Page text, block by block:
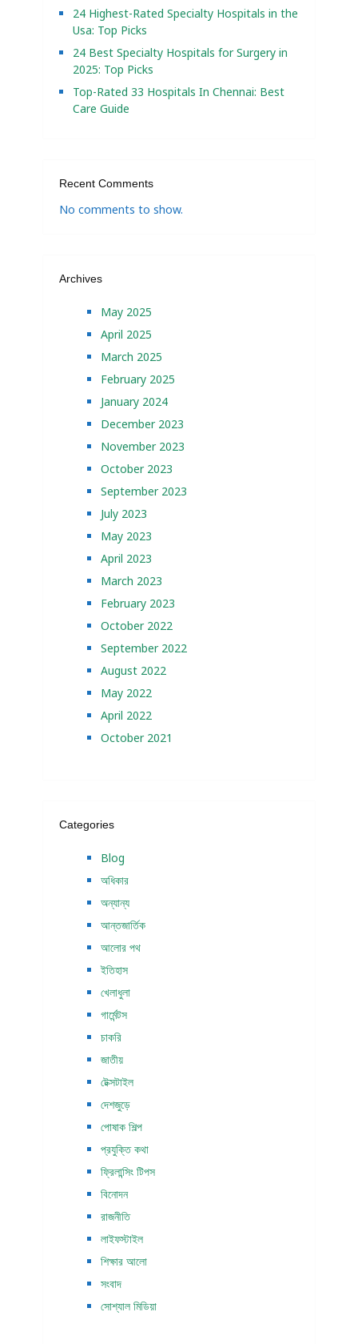
24 Highest-Rated Specialty Hospitals in the
Usa: Top Picks
24 Best Specialty Hospitals for Surgery in
2025: Top Picks
Top-Rated 33 Hospitals In Chennai: Best
Care Guide
Recent Comments
No comments to show.
Archives
May 2025
April 2025
March 2025
February 2025
January 2024
December 2023
November 2023
October 2023
September 2023
July 2023
May 2023
April 2023
March 2023
February 2023
October 2022
September 2022
August 2022
May 2022
April 2022
October 2021
Categories
Blog
অধিকার
অন্যান্য
আন্তজার্তিক
আলোর পথ
ইতিহাস
খেলাধুলা
গার্মেন্টস
চাকরি
জাতীয়
টেক্সটাইল
দেশজুড়ে
পোষাক শিল্প
প্রযুক্তি কথা
ফ্রিলান্সিং টিপস
বিনোদন
রাজনীতি
লাইফস্টাইল
শিক্ষার আলো
সংবাদ
সোশ্যাল মিডিয়া